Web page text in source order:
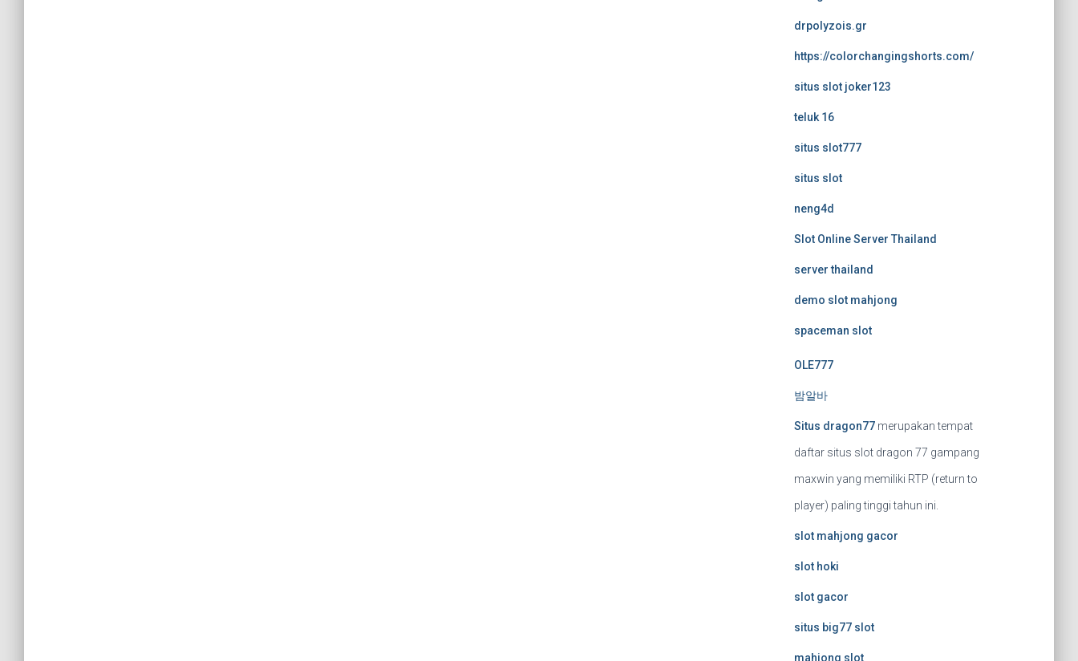
drpolyzois.gr
https://colorchangingshorts.com/
situs slot joker123
teluk 16
situs slot777
situs slot
neng4d
Slot Online Server Thailand
server thailand
demo slot mahjong
spaceman slot
OLE777
밤알바
Situs dragon77merupakan tempat
daftar situs slot dragon 77 gampang
maxwin yang memiliki RTP (return to
player) paling tinggi tahun ini.
slot mahjong gacor
slot hoki
slot gacor
situs big77 slot
mahjong slot